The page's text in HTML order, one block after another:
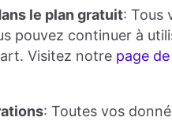
le plan gratuit: Tous
pouvez continuer à
Visitez notre page
: Toutes vos